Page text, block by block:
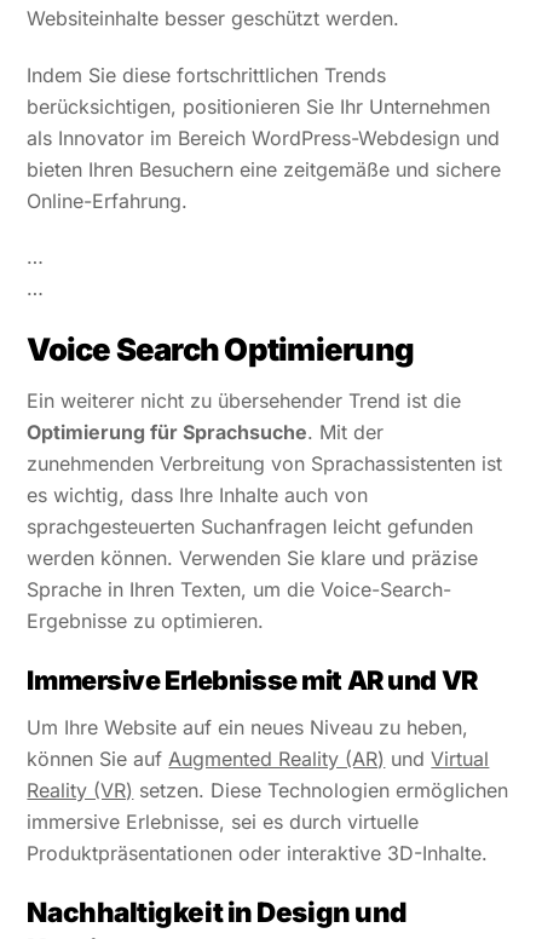
Websiteinhalte besser geschützt werden.
Indem Sie diese fortschrittlichen Trends
berücksichtigen, positionieren Sie Ihr Unternehmen
als Innovator im Bereich WordPress-Webdesign und
bieten Ihren Besuchern eine zeitgemäße und sichere
Online-Erfahrung.
…
…
Voice Search Optimierung
Ein weiterer nicht zu übersehender Trend ist die
Optimierung für Sprachsuche. Mit der
zunehmenden Verbreitung von Sprachassistenten ist
es wichtig, dass Ihre Inhalte auch von
sprachgesteuerten Suchanfragen leicht gefunden
werden können. Verwenden Sie klare und präzise
Sprache in Ihren Texten, um die Voice-Search-
Ergebnisse zu optimieren.
Immersive Erlebnisse mit AR und VR
Um Ihre Website auf ein neues Niveau zu heben,
können Sie auf Augmented Reality (AR) undVirtual
Reality (VR) setzen. Diese Technologien ermöglichen
immersive Erlebnisse, sei es durch virtuelle
Produktpräsentationen oder interaktive 3D-Inhalte.
Nachhaltigkeit in Design und